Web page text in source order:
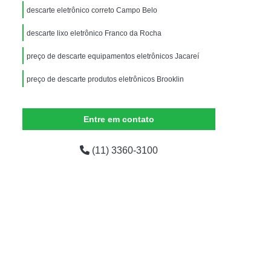
Equipamentos de Informática para Escritório
Logística Reversa Eletrônicos
Logística Reversa de Pós Venda
Logística Reversa Eletrônicos
Logística Reversa nas Empresas
descarte eletrônico correto Campo Belo
descarte lixo eletrônico Franco da Rocha
preço de descarte equipamentos eletrônicos Jacareí
preço de descarte produtos eletrônicos Brooklin
Entre em contato
(11) 3360-3100